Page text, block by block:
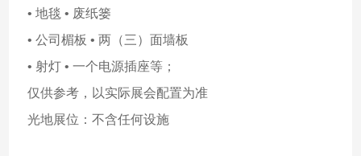
• 地毯 • 废纸篓
• 公司楣板 • 两（三）面墙板
• 射灯 • 一个电源插座等；
仅供参考，以实际展会配置为准
光地展位：不含任何设施